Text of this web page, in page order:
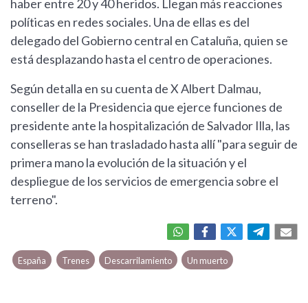
haber entre 20 y 40 heridos. Llegan más reacciones
políticas en redes sociales. Una de ellas es del
delegado del Gobierno central en Cataluña, quien se
está desplazando hasta el centro de operaciones.
Según detalla en su cuenta de X Albert Dalmau,
conseller de la Presidencia que ejerce funciones de
presidente ante la hospitalización de Salvador Illa, las
conselleras se han trasladado hasta allí "para seguir de
primera mano la evolución de la situación y el
despliegue de los servicios de emergencia sobre el
terreno".
España Trenes Descarrilamiento Un muerto